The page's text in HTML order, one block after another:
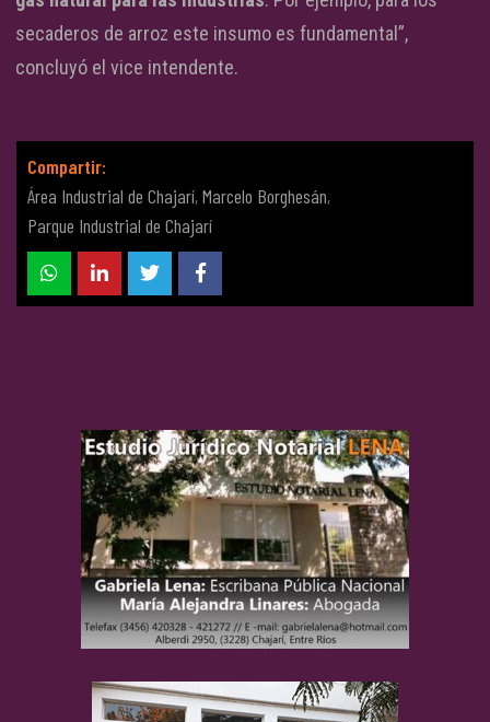
secaderos de arroz este insumo es fundamental”,
concluyó el vice intendente.
Compartir:
Área Industrial de Chajarí,Marcelo Borghesán,
Parque Industrial de Chajarí